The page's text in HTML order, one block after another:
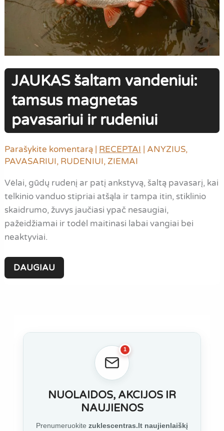
JAUKAS šaltam vandeniui:
tamsus magnetas
pavasariui ir rudeniui
Parašykite komentarą | RECEPTAI | ANYZIUS,
PAVASARIUI, RUDENIUI, ZIEMAI
Vėlai, gūdų rudenį ar patį ankstyvą, šaltą pavasarį, kai
telkinio vanduo stipriai atšąla ir tampa itin, stiklinio
skaidrumo, žuvys jaučiasi ypač nesaugiai,
pažeidžiamai ir todėl maitinasi labai vangiai bei
neaktyviai.
JAUKAS
šaltam
pavasariui
DAUGIAU
1
NUOLAIDOS, AKCIJOS IR
NAUJIENOS
Prenumeruokite zuklescentras.lt naujienlaiškį